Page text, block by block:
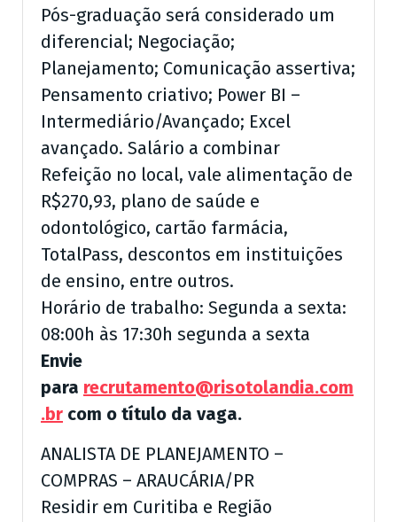
Pós-graduação será considerado um
diferencial; Negociação;
Planejamento; Comunicação assertiva;
Pensamento criativo; Power BI –
Intermediário/Avançado; Excel
avançado. Salário a combinar
Refeição no local, vale alimentação de
R$270,93, plano de saúde e
odontológico, cartão farmácia,
TotalPass, descontos em instituições
de ensino, entre outros.
Horário de trabalho: Segunda a sexta:
08:00h às 17:30h segunda a sexta
Envie
para recrutamento@risotolandia.com
.br com o título da vaga.
ANALISTA DE PLANEJAMENTO –
COMPRAS – ARAUCÁRIA/PR
Residir em Curitiba e Região